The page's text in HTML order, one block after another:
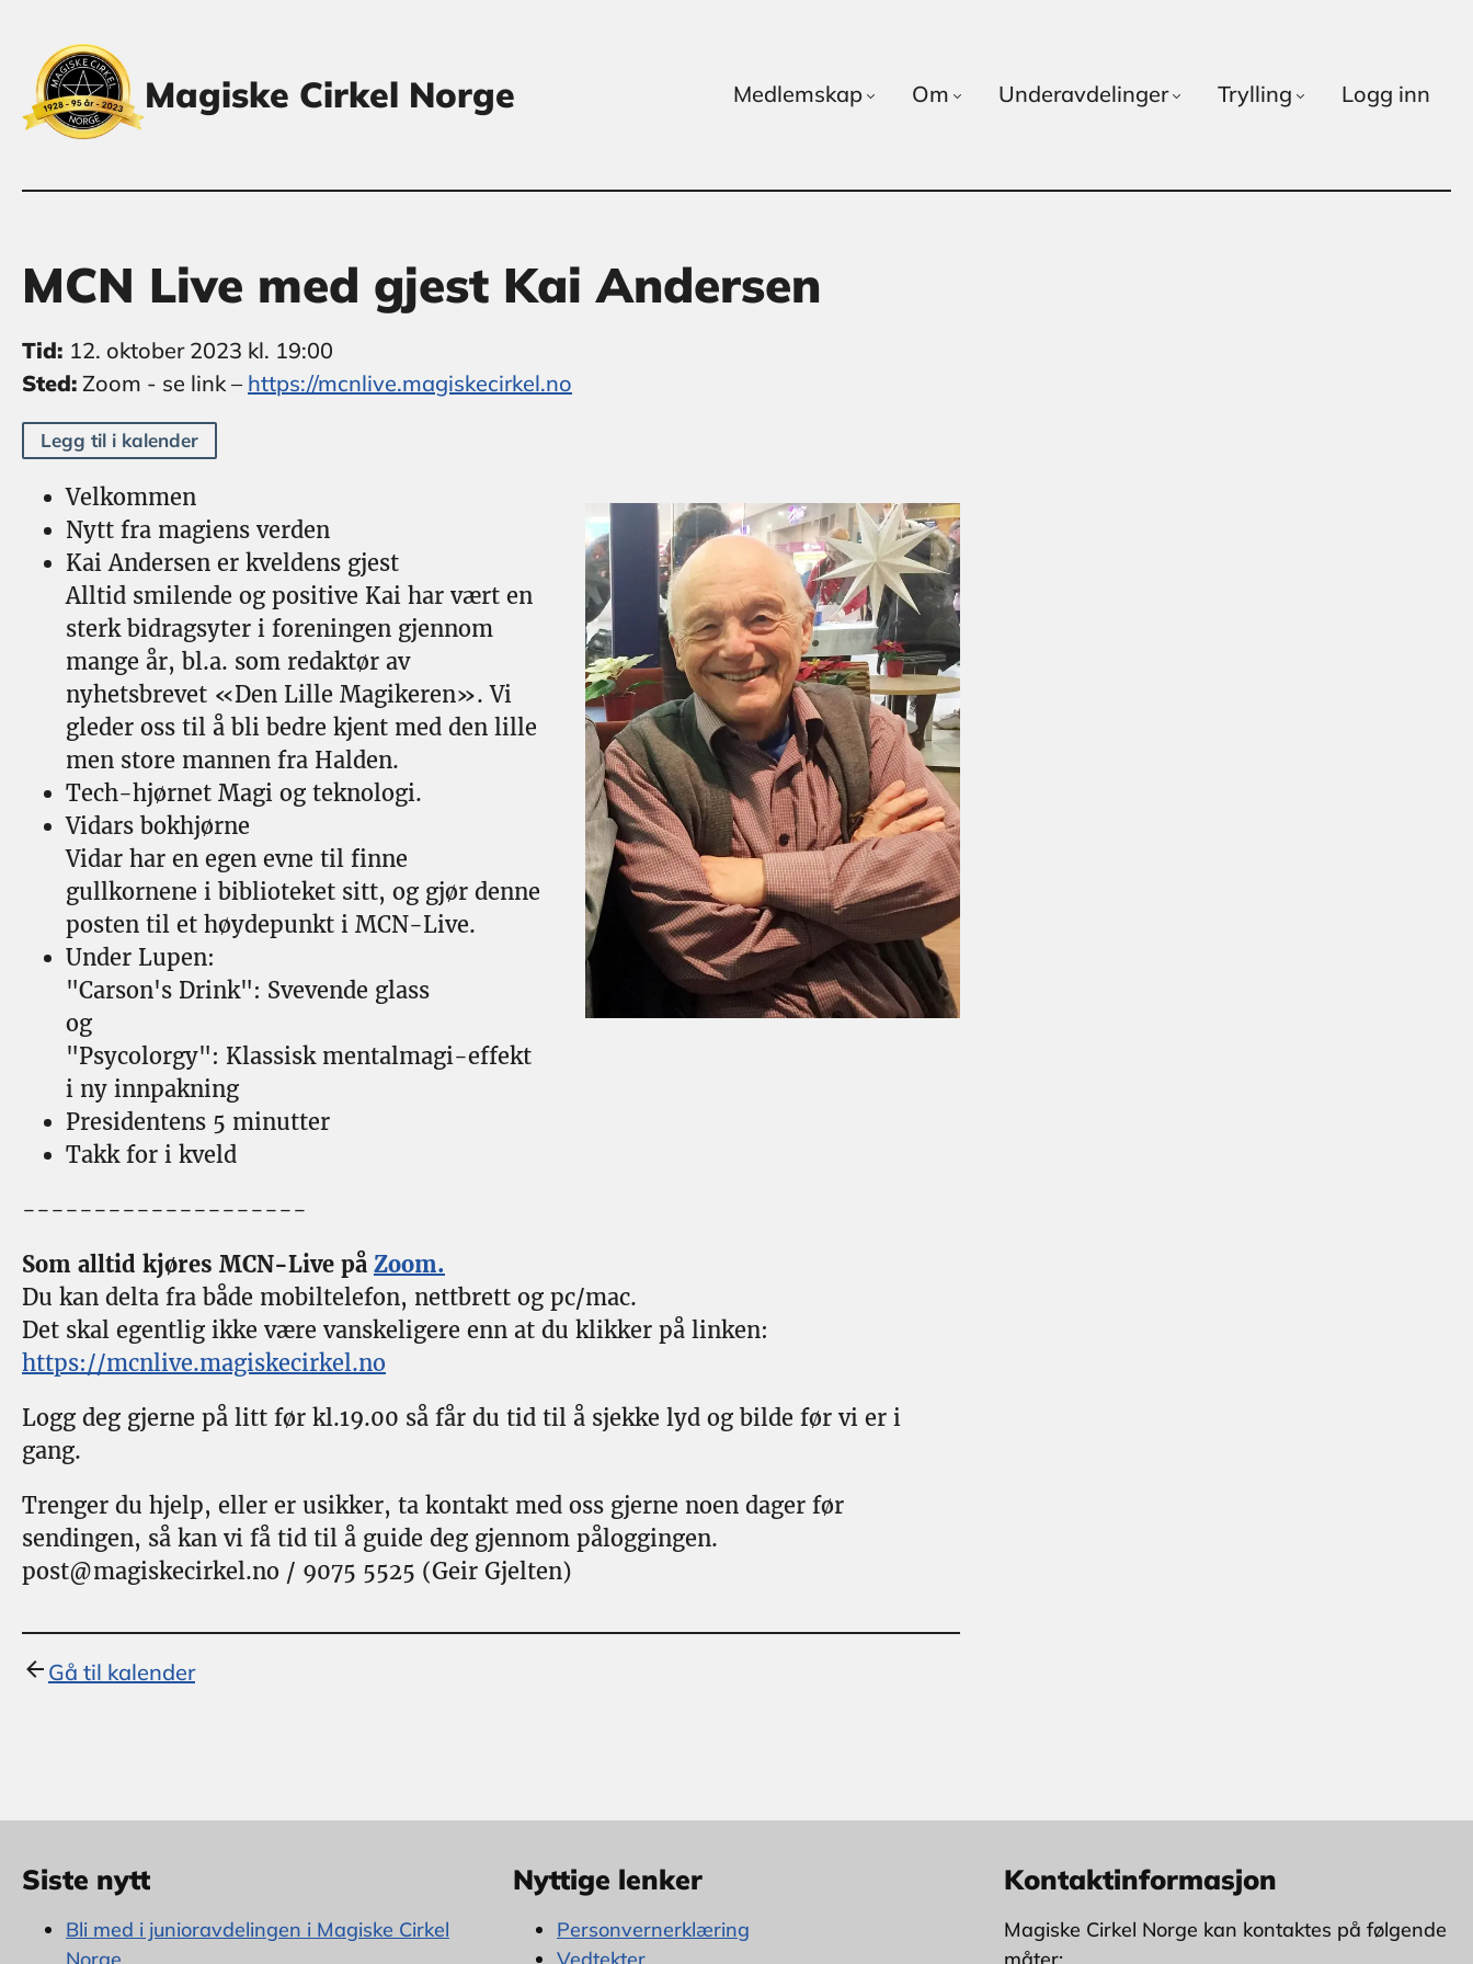
Magiske Cirkel Norge Medlemskap Om Underavdelinger Trylling Logg inn
MCN Live med gjest Kai Andersen
Tid: 12. oktober 2023 kl. 19:00
Sted: Zoom - se link – https://mcnlive.magiskecirkel.no
Legg til i kalender
Velkommen
Nytt fra magiens verden
Kai Andersen er kveldens gjest
Alltid smilende og positive Kai har vært en
sterk bidragsyter i foreningen gjennom
mange år, bl.a. som redaktør av
nyhetsbrevet «Den Lille Magikeren». Vi
gleder oss til å bli bedre kjent med den lille
men store mannen fra Halden.
Tech-hjørnet Magi og teknologi.
Vidars bokhjørne
Vidar har en egen evne til finne
gullkornene i biblioteket sitt, og gjør denne
posten til et høydepunkt i MCN-Live.
Under Lupen:
"Carson's Drink": Svevende glass
og
"Psycolorgy": Klassisk mentalmagi-effekt
i ny innpakning
Presidentens 5 minutter
Takk for i kveld
--------------------
Som alltid kjøres MCN-Live på Zoom.
Du kan delta fra både mobiltelefon, nettbrett og pc/mac.
Det skal egentlig ikke være vanskeligere enn at du klikker på linken:
https://mcnlive.magiskecirkel.no
Logg deg gjerne på litt før kl.19.00 så får du tid til å sjekke lyd og bilde før vi er i
gang.
Trenger du hjelp, eller er usikker, ta kontakt med oss gjerne noen dager før
sendingen, så kan vi få tid til å guide deg gjennom påloggingen.
post@magiskecirkel.no / 9075 5525 (Geir Gjelten)
Gå til kalender
Siste nytt
Bli med i junioravdelingen i Magiske Cirkel
Nyttige lenker
Personvernerklæring
Kontaktinformasjon
Magiske Cirkel Norge kan kontaktes på følgende